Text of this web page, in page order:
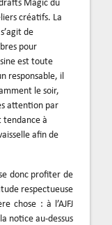
Magic du
créatifs. La
de
pour
est toute
responsable, il
le soir,
attention par
tendance à
afin de
donc profiter de
respectueuse
chose : à l’AJFJ
notice au-dessus